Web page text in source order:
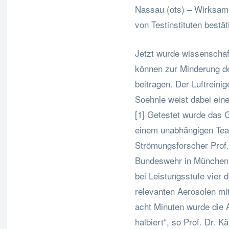
Nassau (ots) –
von Testinstituten
Jetzt wurde
können zur Minderung
beitragen. Der
Soehnle weist dabei
[1] Getestet wurde das
einem unabhängigen
Strömungsforscher
Bundeswehr in
bei Leistungsstufe vier
relevanten Aerosolen
acht Minuten wurde die
halbiert“, so Prof. Dr.